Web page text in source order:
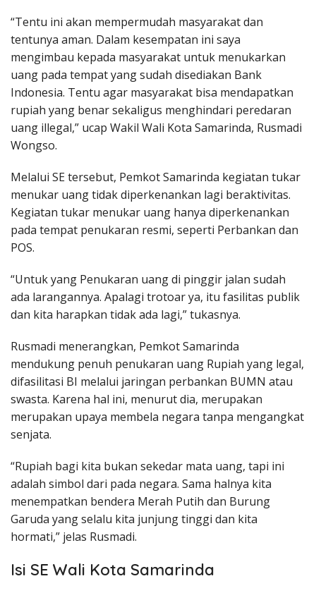
“Tentu ini akan mempermudah masyarakat dan
tentunya aman. Dalam kesempatan ini saya
mengimbau kepada masyarakat untuk menukarkan
uang pada tempat yang sudah disediakan Bank
Indonesia. Tentu agar masyarakat bisa mendapatkan
rupiah yang benar sekaligus menghindari peredaran
uang illegal,” ucap Wakil Wali Kota Samarinda, Rusmadi
Wongso.
Melalui SE tersebut, Pemkot Samarinda kegiatan tukar
menukar uang tidak diperkenankan lagi beraktivitas.
Kegiatan tukar menukar uang hanya diperkenankan
pada tempat penukaran resmi, seperti Perbankan dan
POS.
“Untuk yang Penukaran uang di pinggir jalan sudah
ada larangannya. Apalagi trotoar ya, itu fasilitas publik
dan kita harapkan tidak ada lagi,” tukasnya.
Rusmadi menerangkan, Pemkot Samarinda
mendukung penuh penukaran uang Rupiah yang legal,
difasilitasi BI melalui jaringan perbankan BUMN atau
swasta. Karena hal ini, menurut dia, merupakan
merupakan upaya membela negara tanpa mengangkat
senjata.
“Rupiah bagi kita bukan sekedar mata uang, tapi ini
adalah simbol dari pada negara. Sama halnya kita
menempatkan bendera Merah Putih dan Burung
Garuda yang selalu kita junjung tinggi dan kita
hormati,” jelas Rusmadi.
Isi SE Wali Kota Samarinda